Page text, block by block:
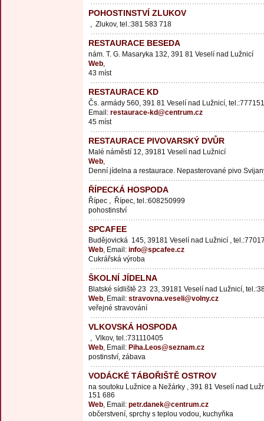
POHOSTINSTVÍ ZLUKOV
, Zlukov, tel.:381 583 718
RESTAURACE BESEDA
nám. T. G. Masaryka 132, 391 81 Veselí nad Lužnicí
Web,
43 míst
RESTAURACE KD
Čs. armády 560, 391 81 Veselí nad Lužnicí,
Email: restaurace-kd@centrum.cz
45 míst
RESTAURACE PIVOVARSKÝ DVŮR
Malé náměstí 12, 39181 Veselí nad Lužnicí
Web,
Denní jídelna a restaurace. Nepasterované pivo
ŘÍPECKÁ HOSPODA
Řípec , Řípec, tel.:608250999
pohostinství
SPCAFEE
Budějovická 145, 39181 Veselí nad Lužnicí ,
Web, Email: info@spcafee.cz
Cukrářská výroba
ŠKOLNÍ JÍDELNA
Blatské sídliště 23 23, 39181 Veselí nad Lužnicí,
Web, Email: stravovna.veseli@volny.cz
veřejné stravování
VLKOVSKÁ HOSPODA
, Vlkov, tel.:731110405
Web, Email: Piha.Leos@seznam.cz
postinství, zábava
VODÁCKÉ TÁBOŘIŠTĚ OSTROV
na soutoku Lužnice a Nežárky , 391 81 Veselí nad
151 686
Web, Email: petr.danek@centrum.cz
občerstvení, sprchy s teplou vodou, kuchyňka